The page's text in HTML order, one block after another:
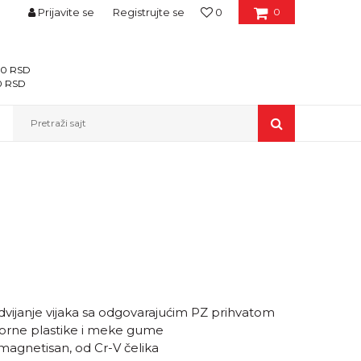
0
0
Prijavite se Registrujte se
RSD
RSD
Pretraži sajt
vijaka sa odgovarajućim PZ prihvatom
plastike i meke gume
od Cr-V čelika